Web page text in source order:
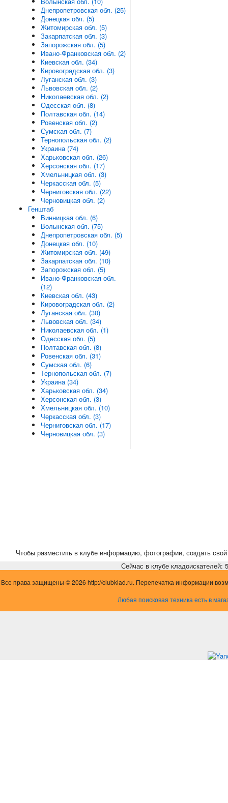
Днепропетровская обл. (25)
Донецкая обл. (5)
Житомирская обл. (5)
Закарпатская обл. (3)
Запорожская обл. (5)
Ивано-Франковская обл. (2)
Киевская обл. (34)
Кировоградская обл. (3)
Луганская обл. (3)
Львовская обл. (2)
Николаевская обл. (2)
Одесская обл. (8)
Полтавская обл. (14)
Ровенская обл. (2)
Сумская обл. (7)
Тернопольская обл. (2)
Украина (74)
Харьковская обл. (26)
Херсонская обл. (17)
Хмельницкая обл. (3)
Черкасская обл. (5)
Черниговская обл. (22)
Черновицкая обл. (2)
Генштаб
Винницкая обл. (6)
Волынская обл. (75)
Днепропетровская обл. (5)
Донецкая обл. (10)
Житомирская обл. (49)
Закарпатская обл. (10)
Запорожская обл. (5)
Ивано-Франковская обл.
(12)
Киевская обл. (43)
Кировоградская обл. (2)
Луганская обл. (30)
Львовская обл. (34)
Николаевская обл. (1)
Одесская обл. (5)
Полтавская обл. (8)
Ровенская обл. (31)
Сумская обл. (6)
Тернопольская обл. (7)
Украина (34)
Харьковская обл. (34)
Херсонская обл. (3)
Хмельницкая обл. (10)
Черкасская обл. (3)
Черниговская обл. (17)
Черновицкая обл. (3)
Чтобы разместить в клубе информацию, фотографии, создать свой
Сейчас в клубе кладоискателей:
Все права защищены © 2026 http://clubklad.ru. Перепечатка информации
Любая поисковая техника есть в